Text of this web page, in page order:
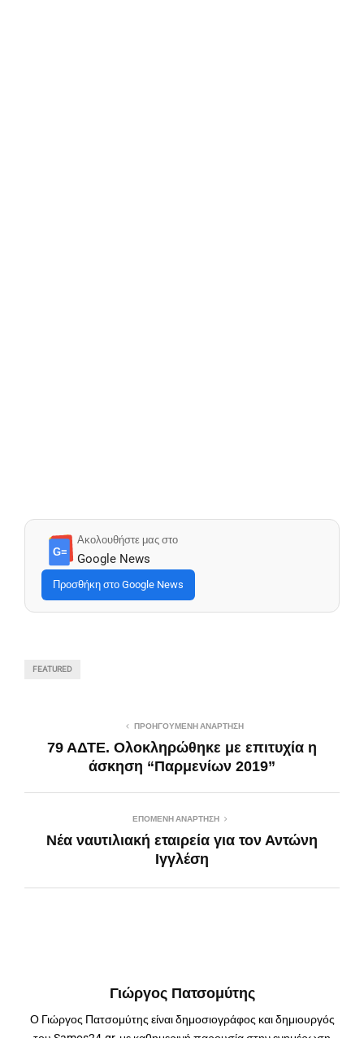
G≡
Ακολουθήστε μας στο
Google News
Προσθήκη στο Google News
FEATURED
ΠΡΟΗΓΟΎΜΕΝΗ ΑΝΆΡΤΗΣΗ
79 ΑΔΤΕ. Ολοκληρώθηκε με επιτυχία η
άσκηση “Παρμενίων 2019”
ΕΠΌΜΕΝΗ ΑΝΆΡΤΗΣΗ
Νέα ναυτιλιακή εταιρεία για τον Αντώνη
Ιγγλέση
Γιώργος Πατσομύτης
Ο Γιώργος Πατσομύτης είναι δημοσιογράφος και δημιουργός